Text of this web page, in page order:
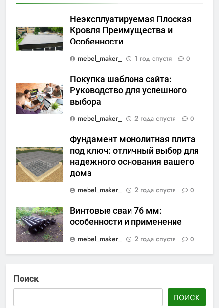
Неэксплуатируемая Плоская
Кровля Преимущества и
Особенности
mebel_maker_
1 год спустя 0
Покупка шаблона сайта:
Руководство для успешного
выбора
mebel_maker_
2 года спустя 0
Фундамент монолитная плита
под ключ: отличный выбор для
надежного основания вашего
дома
mebel_maker_
2 года спустя 0
Винтовые сваи 76 мм:
особенности и применение
mebel_maker_
2 года спустя 0
Поиск
ПОИСК